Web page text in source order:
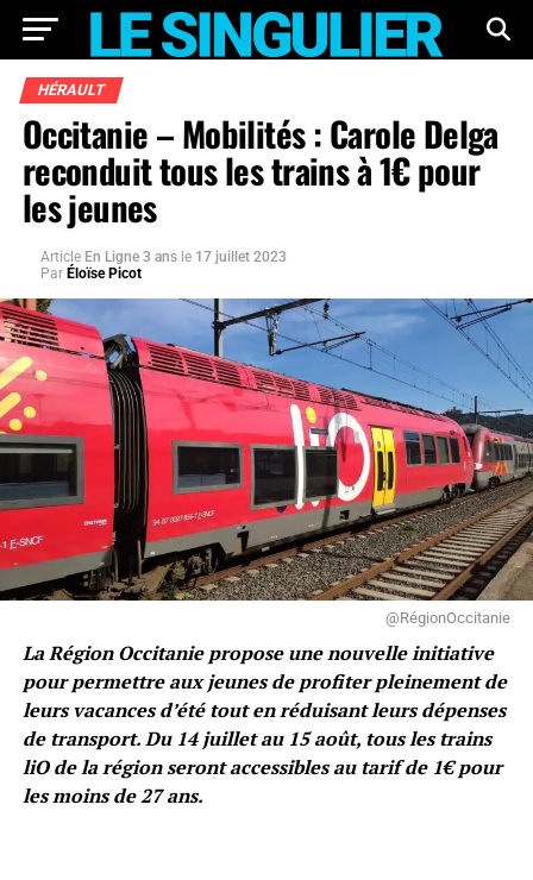
HÉRAULT
Occitanie – Mobilités : Carole Delga
reconduit tous les trains à 1€ pour
les jeunes
Article En Ligne 3 ans le 17 juillet 2023
Par Éloïse Picot
@RégionOccitanie
La Région Occitanie propose une nouvelle initiative
pour permettre aux jeunes de profiter pleinement de
leurs vacances d’été tout en réduisant leurs dépenses
de transport. Du 14 juillet au 15 août, tous les trains
liO de la région seront accessibles au tarif de 1€ pour
les moins de 27 ans.